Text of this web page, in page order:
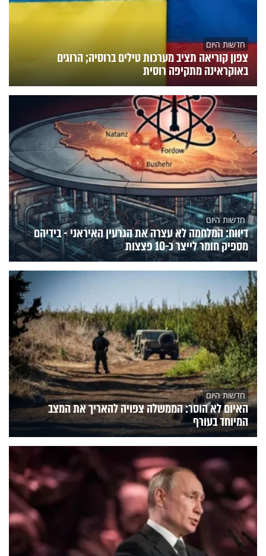
חדשות היום
צפון קוריאה תציב מערכות טילים ברוסיה; הרוגים
באוקראינה מתקיפה רוסית
חדשות היום
דיווח: המלחמה לא עצרה את הגרעין האיראני - בידיהם
מספיק חומר לייצר כ-10 פצצות
חדשות היום
האיום לא הוסר: הממשלה צפויה להאריך את המצב
המיוחד בעורף